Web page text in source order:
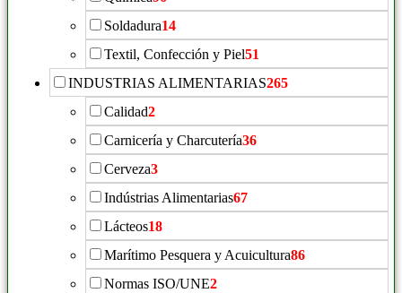
Soldadura14
Textil, Confección y Piel51
INDUSTRIAS ALIMENTARIAS265
Calidad2
Carnicería y Charcutería36
Cerveza3
Indústrias Alimentarias67
Lácteos18
Marítimo Pesquera y Acuicultura86
Normas ISO/UNE2